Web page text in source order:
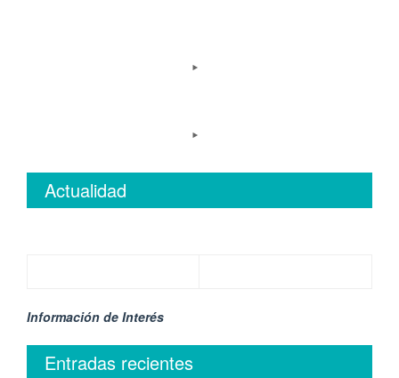
Actualidad
Información de Interés
Entradas recientes